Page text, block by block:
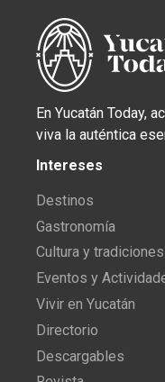
En Yucatán Today,
viva la auténtica
Intereses
Destinos
Gastronomía
Cultura y tradiciones
Eventos y
Vivir en Yucatán
Directorio
Descargables